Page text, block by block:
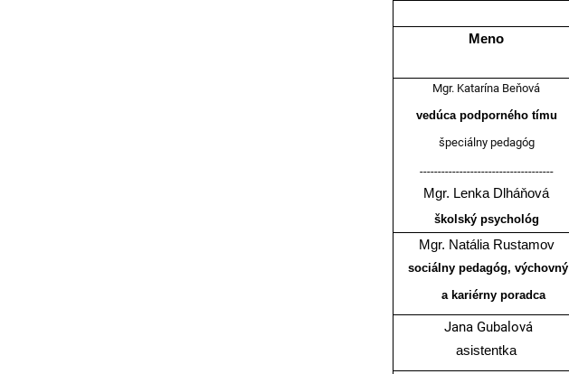
Meno
Mgr. Katarína Beňová
vedúca podporného tímu
špeciálny pedagóg
-------------------------------------
Mgr. Lenka Dlháňová
školský psychológ
Mgr. Natália Rustamov
sociálny pedagóg, výchovný
a kariérny poradca
Jana Gubalová
asistentka